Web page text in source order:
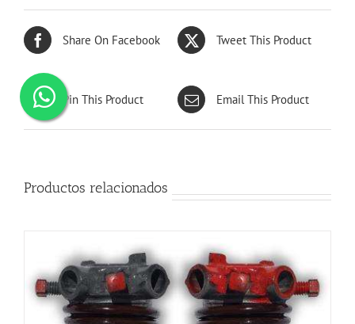
Share On Facebook Tweet This Product
Pin This Product Email This Product
Productos relacionados